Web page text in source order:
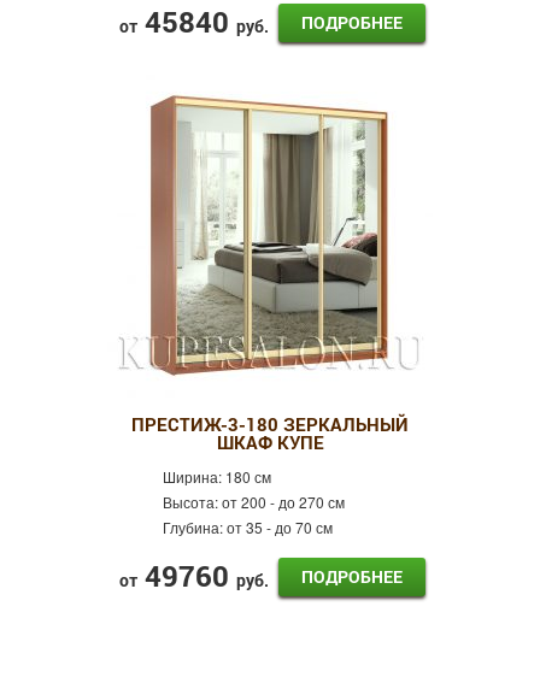
от 45840 руб. ПОДРОБНЕЕ
ПРЕСТИЖ-3-180 ЗЕРКАЛЬНЫЙ
ШКАФ КУПЕ
Ширина: 180 см
Высота:от 200 - до 270 см
Глубина:от 35 - до 70 см
от 49760 руб. ПОДРОБНЕЕ